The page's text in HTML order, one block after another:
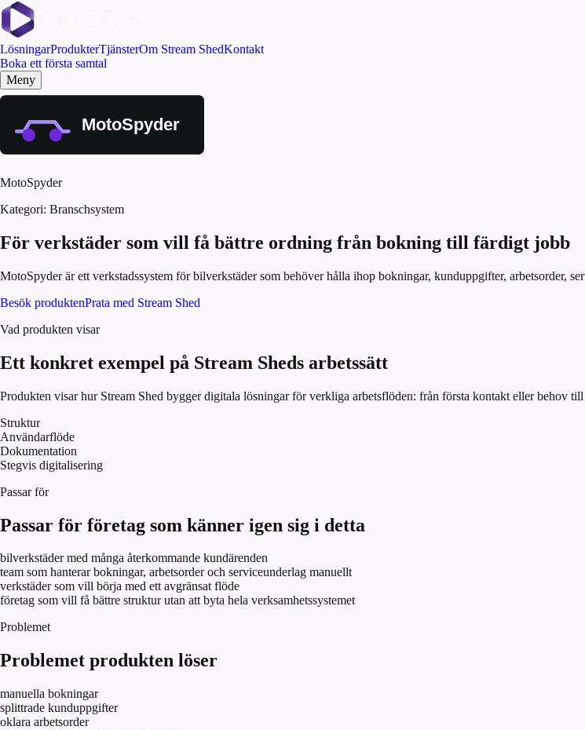
LösningarProdukterTjänsterOm Stream ShedKontakt
Boka ett första samtal
Meny
MotoSpyder
Kategori: Branschsystem
För verkstäder som vill få bättre ordning från bokning till färdigt jobb
MotoSpyder är ett verkstadssystem för bilverkstäder som behöver hålla ihop bokningar, kunduppgifter, arbetsorder,
Besök produktenPrata med Stream Shed
Vad produkten visar
Ett konkret exempel på Stream Sheds arbetssätt
Produkten visar hur Stream Shed bygger digitala lösningar för verkliga arbetsflöden: från första kontakt eller behov
Struktur
Användarflöde
Dokumentation
Stegvis digitalisering
Passar för
Passar för företag som känner igen sig i detta
bilverkstäder med många återkommande kundärenden
team som hanterar bokningar, arbetsorder och serviceunderlag manuellt
verkstäder som vill börja med ett avgränsat flöde
företag som vill få bättre struktur utan att byta hela verksamhetssystemet
Problemet
Problemet produkten löser
manuella bokningar
splittrade kunduppgifter
oklara arbetsorder